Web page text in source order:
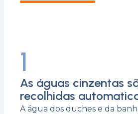
1
As águas cinzentas
recolhidas
A água dos duches e da